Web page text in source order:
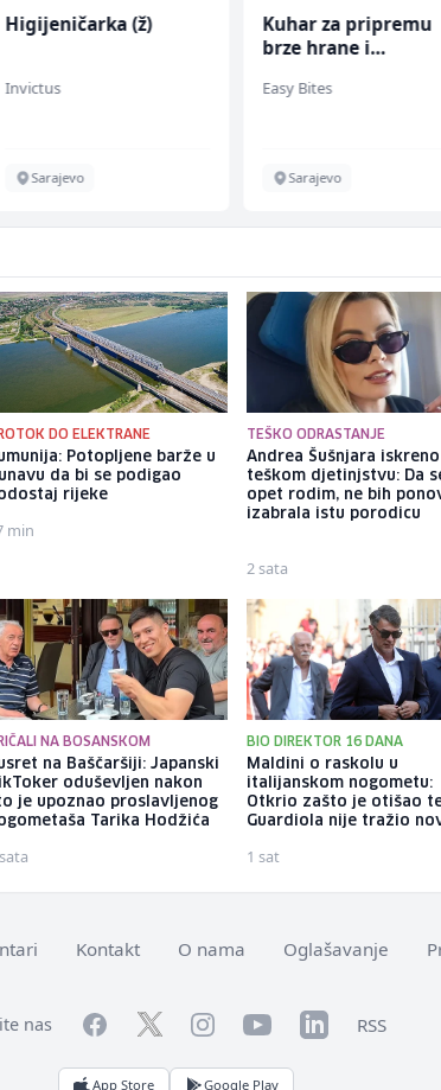
Higijeničarka (ž)
Invictus
Sarajevo
Kuhar za pripremu
brze hrane i
ž)
Easy Bites
Sarajevo
DO ELEKTRANE
Potopljene barže u
da bi se podigao
rijeke
min
TEŠKO ODRASTANJE
Andrea Šušnjara
teškom djetinjstvu: Da
opet rodim, ne bih
izabrala istu porodicu
2 sata
NA BOSANSKOM
na Baščaršiji: Japanski
oduševljen nakon
je upoznao proslavljenog
Tarika Hodžića
BIO DIREKTOR 16 DANA
Maldini o raskolu u
italijanskom nogometu:
Otkrio zašto je otišao
Guardiola nije tražio
1 sat
Kontakt O nama Oglašavanje
nas FacebookTwitterInstagramYouTubeLinkedInRSS
App Store Google Play